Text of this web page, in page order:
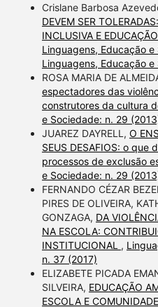
Crislane Barbosa
DEVEM SER
INCLUSIVA E
Linguagens, Educação
Linguagens, Educação
ROSA MARIA DE
espectadores das
construtores da cultura
e Sociedade: n. 29
JUAREZ DAYRELL, O
SEUS DESAFIOS: o que
processos de exclusão
e Sociedade: n. 29
FERNANDO CÉZAR
PIRES DE OLIVEIRA,
GONZAGA, DA
NA ESCOLA:
INSTITUCIONAL ,
n. 37 (2017)
ELIZABETE PICADA
SILVEIRA, EDUCAÇÃO
ESCOLA E